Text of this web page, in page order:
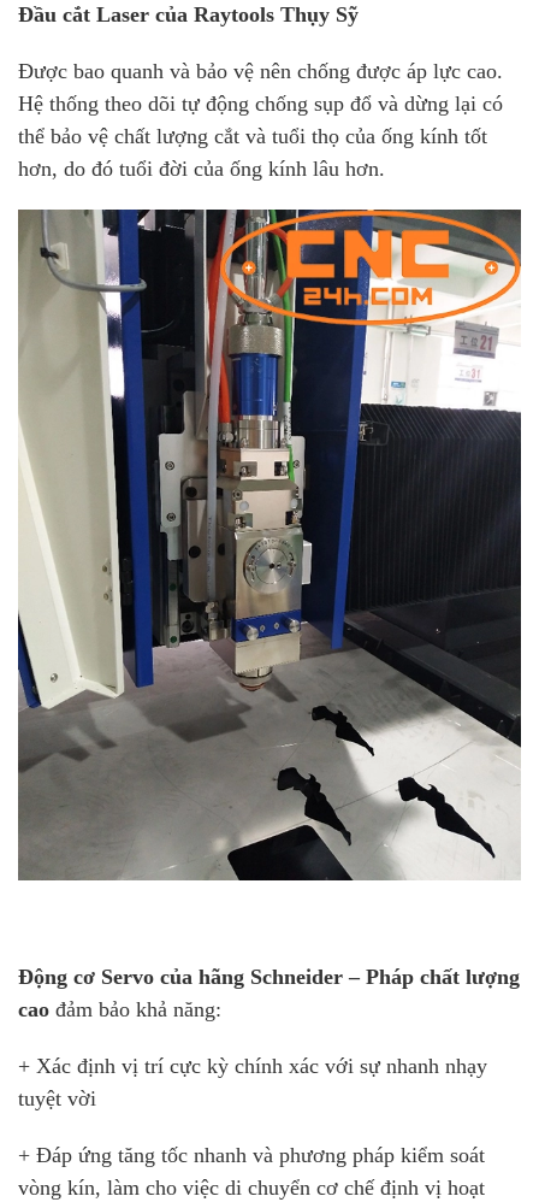
Đầu cắt Laser của Raytools Thụy Sỹ
Được bao quanh và bảo vệ nên chống được áp lực cao.
Hệ thống theo dõi tự động chống sụp đổ và dừng lại có
thể bảo vệ chất lượng cắt và tuổi thọ của ống kính tốt
hơn, do đó tuổi đời của ống kính lâu hơn.
Động cơ Servo của hãng Schneider – Pháp chất lượng
cao đảm bảo khả năng:
+ Xác định vị trí cực kỳ chính xác với sự nhanh nhạy
tuyệt vời
+ Đáp ứng tăng tốc nhanh và phương pháp kiểm soát
vòng kín, làm cho việc di chuyển cơ chế định vị hoạt